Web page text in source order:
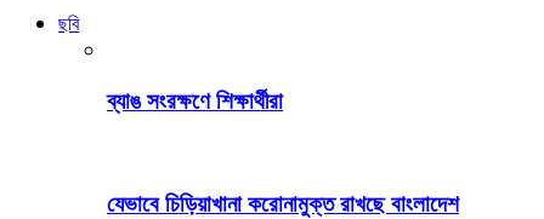
ছবি
ব্যাঙ সংরক্ষণে শিক্ষার্থীরা
যেভাবে চিড়িয়াখানা করোনামুক্ত রাখছে বাংলাদেশ